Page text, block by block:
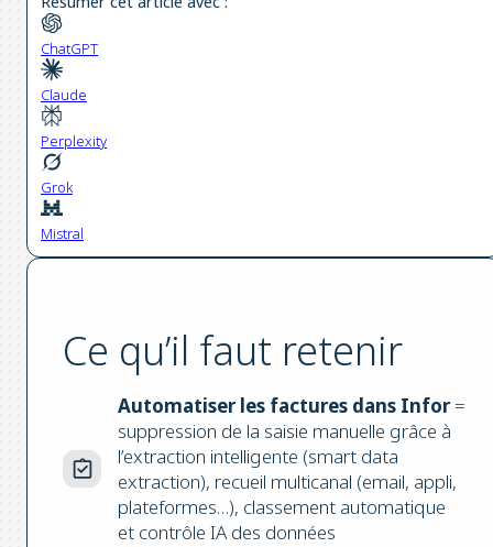
ChatGPT
Claude
Perplexity
Grok
Mistral
Ce qu’il faut retenir
Automatiser les factures dans Infor=
suppression de la saisie manuelle grâce à
l’extraction intelligente (smart data
extraction), recueil multicanal (email, appli,
plateformes…), classement automatique
et contrôle IA des données